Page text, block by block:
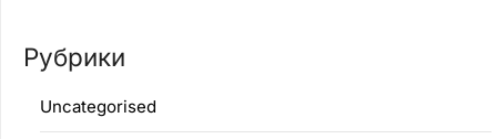
Рубрики
Uncategorised